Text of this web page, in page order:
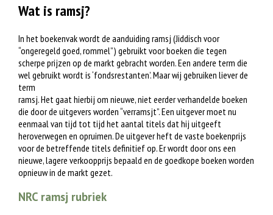
Wat is ramsj?
In het boekenvak wordt de aanduiding ramsj (Jiddisch voor
“ongeregeld goed, rommel”) gebruikt voor boeken die tegen
scherpe prijzen op de markt gebracht worden. Een andere term die
wel gebruikt wordt is ‘fondsrestanten’. Maar wij gebruiken liever de
term
ramsj. Het gaat hierbij om nieuwe, niet eerder verhandelde boeken
die door de uitgevers worden “verramsjt”. Een uitgever moet nu
eenmaal van tijd tot tijd het aantal titels dat hij uitgeeft
heroverwegen en opruimen. De uitgever heft de vaste boekenprijs
voor de betreffende titels definitief op. Er wordt door ons een
nieuwe, lagere verkoopprijs bepaald en de goedkope boeken worden
opnieuw in de markt gezet.
NRC ramsj rubriek